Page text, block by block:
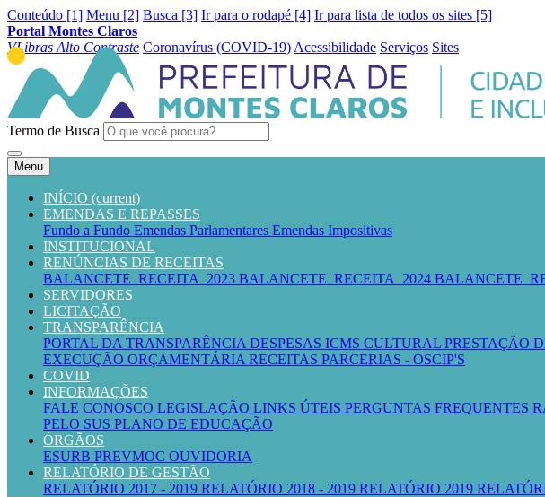
Conteúdo [1] Menu [2] Busca [3] Ir para o rodapé [4] Ir para lista de todos os sites [5]
Portal Montes Claros
VLibras Alto Contraste Coronavírus (COVID-19) Acessibilidade Serviços Sites
Termo de Busca
Menu
INÍCIO (current)
EMENDAS E REPASSES
Fundo a Fundo Emendas Parlamentares Emendas Impositivas
INSTITUCIONAL
RENÚNCIAS DE RECEITAS
BALANCETE_RECEITA_2023 BALANCETE_RECEITA_2024
SERVIDORES
LICITAÇÃO
TRANSPARÊNCIA
PORTAL DA TRANSPARÊNCIA DESPESAS ICMS CULTURAL PRESTAÇÃO
EXECUÇÃO ORÇAMENTÁRIA RECEITAS PARCERIAS - OSCIP'S
COVID
INFORMAÇÕES
FALE CONOSCO LEGISLAÇÃO LINKS ÚTEIS PERGUNTAS FREQUENTES
PELO SUS PLANO DE EDUCAÇÃO
ÓRGÃOS
ESURB PREVMOC OUVIDORIA
RELATÓRIO DE GESTÃO
RELATÓRIO 2017 - 2019 RELATÓRIO 2018 - 2019 RELATÓRIO 2019